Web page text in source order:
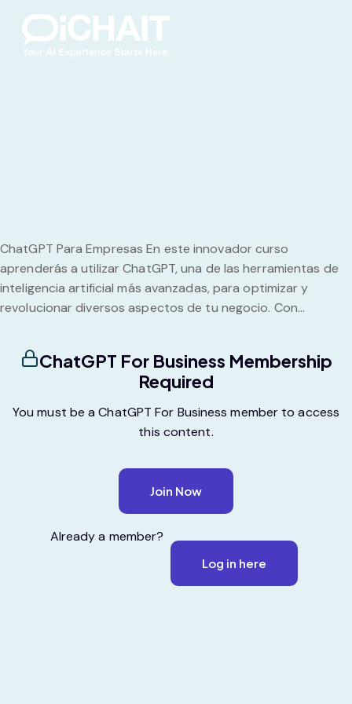
ChatGPT Para Empresas En este innovador curso
aprenderás a utilizar ChatGPT, una de las herramientas de
inteligencia artificial más avanzadas, para optimizar y
revolucionar diversos aspectos de tu negocio. Con...
ChatGPT For Business Membership
Required
You must be a ChatGPT For Business member to access
this content.
Join Now
Already a member?
Log in here